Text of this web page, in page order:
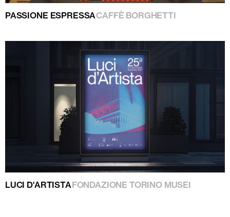
PASSIONE ESPRESSACAFFÈ BORGHETTI
LUCI D'ARTISTAFONDAZIONE TORINO MUSEI